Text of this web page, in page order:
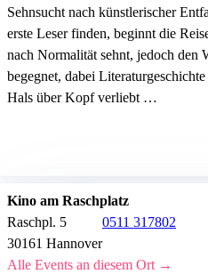
Sehnsucht nach künstlerischer
erste Leser finden, beginnt die
nach Normalität sehnt, jedoch den
begegnet, dabei
Hals über Kopf verliebt …
Kino am Raschplatz
Raschpl. 5
30161 Hannover
0511 317802
Alle Events an diesem Ort →